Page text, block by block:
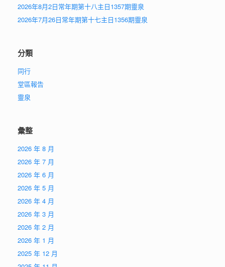
2026年8月2日常年期第十八主日1357期靈泉
2026年7月26日常年期第十七主日1356期靈泉
分類
同行
堂區報告
靈泉
彙整
2026 年 8 月
2026 年 7 月
2026 年 6 月
2026 年 5 月
2026 年 4 月
2026 年 3 月
2026 年 2 月
2026 年 1 月
2025 年 12 月